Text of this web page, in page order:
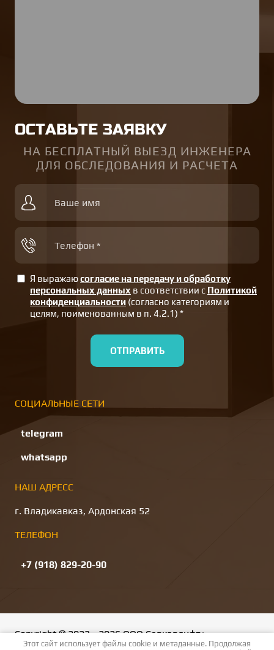
ОСТАВЬТЕ ЗАЯВКУ
НА БЕСПЛАТНЫЙ ВЫЕЗД ИНЖЕНЕРА
ДЛЯ ОБСЛЕДОВАНИЯ И РАСЧЕТА
Я выражаюсогласие на передачу и обработку
персональных данных в соответствии с Политикой
конфиденциальности (согласно категориям и
целям, поименованным в п. 4.2.1) *
ОТПРАВИТЬ
СОЦИАЛЬНЫЕ СЕТИ
telegram
whatsapp
НАШ АДРЕСС
г. Владикавказ, Ардонская 52
ТЕЛЕФОН
+7 (918) 829-20-90
Copyright © 2023 - 2026 ООО Севкавлифт+
Политика конфиденциальности
Этот сайт использует файлы cookie и метаданные. Продолжая